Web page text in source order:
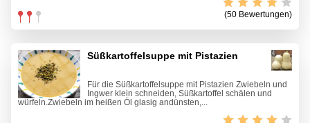
(50 Bewertungen)
Süßkartoffelsuppe mit Pistazien
Für die Süßkartoffelsuppe mit Pistazien Zwiebeln und
Ingwer klein schneiden, Süßkartoffel schälen und
würfeln.Zwiebeln im heißen Öl glasig andünsten,...